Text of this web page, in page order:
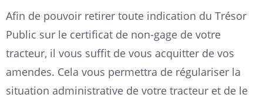
Afin de pouvoir retirer toute indication du Trésor
Public sur le certificat de non-gage de votre
tracteur, il vous suffit de vous acquitter de vos
amendes. Cela vous permettra de régulariser la
situation administrative de votre tracteur et de le